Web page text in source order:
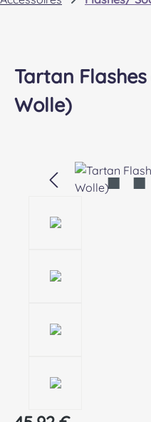
Tartan Flashes
Wolle)
Bildergalerie
Regulärer Preis: